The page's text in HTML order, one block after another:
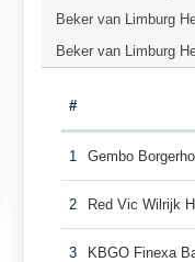
Beker van Limburg
Beker van Limburg
#
1 Gembo
2 Red Vic Wilrijk
3 KBGO Finexa